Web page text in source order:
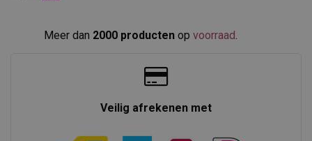
Meer dan 2000 producten op voorraad
Veilig afrekenen met